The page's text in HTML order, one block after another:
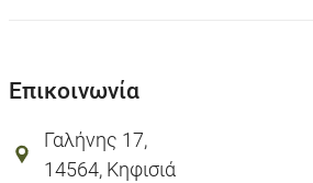
Επικοινωνία
Γαλήνης 17,
14564, Κηφισιά